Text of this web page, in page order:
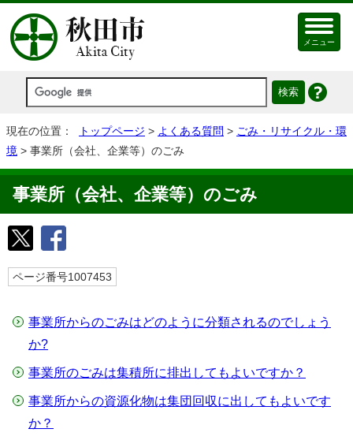
メニュー
現在の位置： トップページ > よくある質問 > ごみ・リサイクル・環
境 > 事業所（会社、企業等）のごみ
事業所（会社、企業等）のごみ
ページ番号1007453
事業所からのごみはどのように分類されるのでしょう
か?
事業所のごみは集積所に排出してもよいですか？
事業所からの資源化物は集団回収に出してもよいです
か？